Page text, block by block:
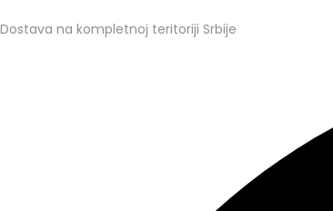
Dostava na kompletnoj teritoriji Srbije